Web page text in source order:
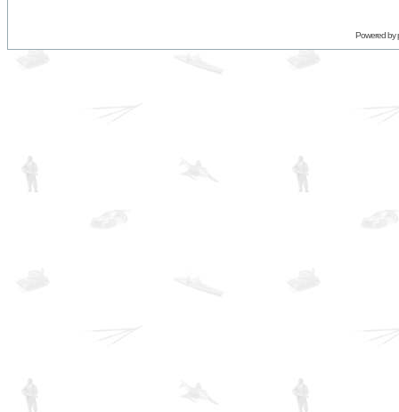
Powered by